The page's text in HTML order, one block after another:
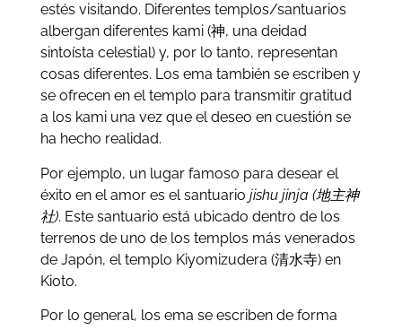
estés visitando. Diferentes templos/santuarios
albergan diferentes kami (神, una deidad
sintoísta celestial) y, por lo tanto, representan
cosas diferentes. Los ema también se escriben y
se ofrecen en el templo para transmitir gratitud
a los kami una vez que el deseo en cuestión se
ha hecho realidad.
Por ejemplo, un lugar famoso para desear el
éxito en el amor es el santuario jishu jinja (地主神
社). Este santuario está ubicado dentro de los
terrenos de uno de los templos más venerados
de Japón, el templo Kiyomizudera (清水寺)en
Kioto.
Por lo general, los ema se escriben de forma